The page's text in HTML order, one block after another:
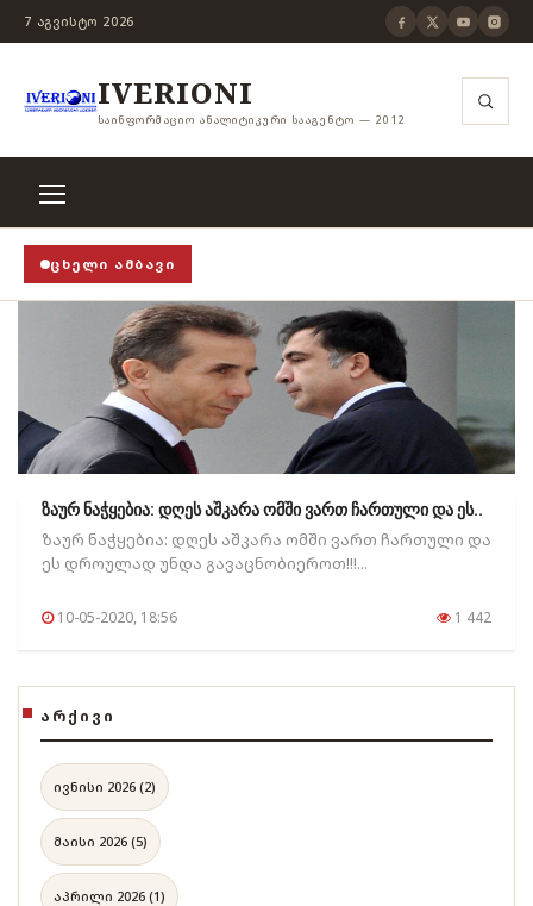
7 ᲐᲒᲕᲘᲡᲢᲝ 2026
IVERIONI
ᲡᲐᲘᲜᲤᲝᲠᲛᲐᲪᲘᲝ ᲐᲜᲐᲚᲘᲢᲘᲙᲣᲠᲘ ᲡᲐᲐᲒᲔᲜᲢᲝ — 2012
ᲪᲮᲔᲚᲘ ᲐᲛᲑᲐᲕᲘ
STOP!› როცა თვითცენზურის ჭანჭიკი
ზაურ ნაჭყებია: დღეს აშკარა ომში ვართ ჩართული და ეს..
ზაურ ნაჭყებია: დღეს აშკარა ომში ვართ ჩართული და
ეს დროულად უნდა გავაცნობიეროთ!!!...
10-05-2020, 18:56 1 442
ᲐᲠᲥᲘᲕᲘ
ივნისი 2026 (2)
მაისი 2026 (5)
აპრილი 2026 (1)